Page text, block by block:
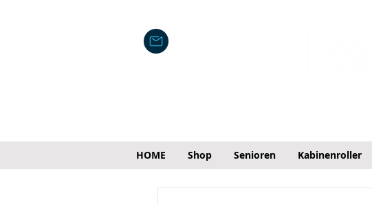
HOME Shop Senioren Kabinenroller